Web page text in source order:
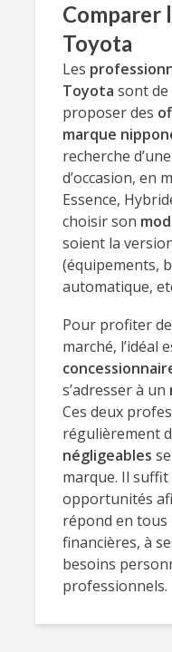
Comparer
Toyota
Les
Toyota sont
proposer des
marque
recherche
d’occasion, en
Essence,
choisir son
soient la
(équipements,
automatique,
Pour profiter
marché, l’idéal
s’adresser à un
Ces deux
régulièrement
négligeables
marque. Il
opportunités
répond en tous
financières, à
besoins
professionnels.